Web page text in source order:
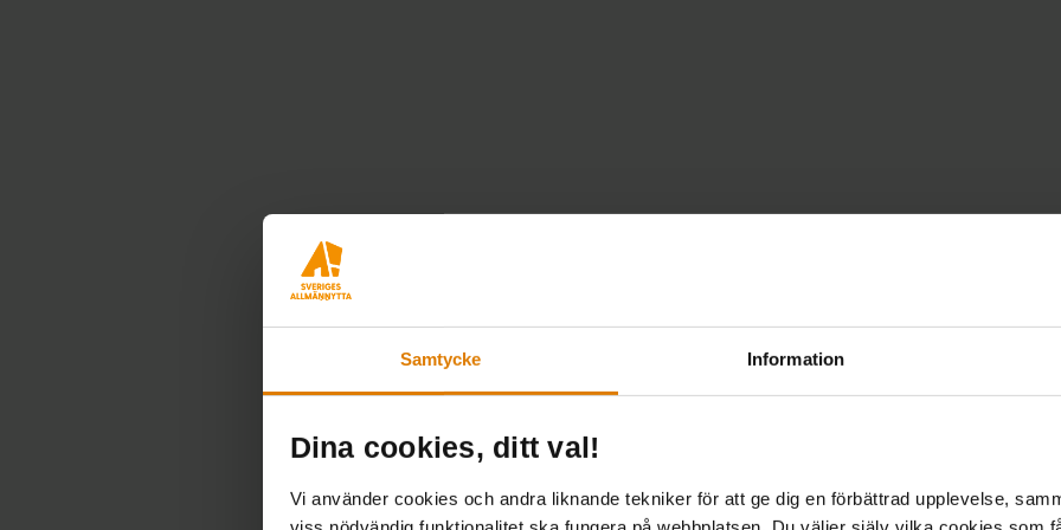
Samtycke Information
Dina cookies, ditt val!
Vi använder cookies och andra liknande tekniker för att ge dig en förbättrad upplevelse,
Vägledning för brottsfria